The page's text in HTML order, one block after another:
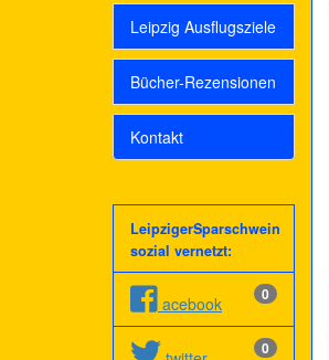
Leipzig Ausflugsziele
Bücher-Rezensionen
Kontakt
LeipzigerSparschwein
sozial vernetzt:
0
acebook
0